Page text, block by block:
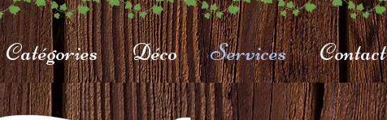
Catégories Déco Services Contact